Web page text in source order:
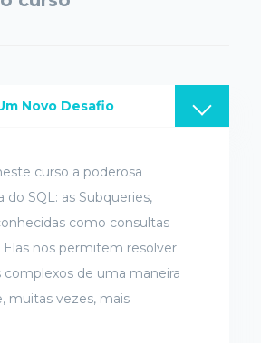
Novo Desafio
curso a poderosa
do SQL: as Subqueries,
como consultas
Elas nos permitem resolver
complexos de uma maneira
muitas vezes, mais